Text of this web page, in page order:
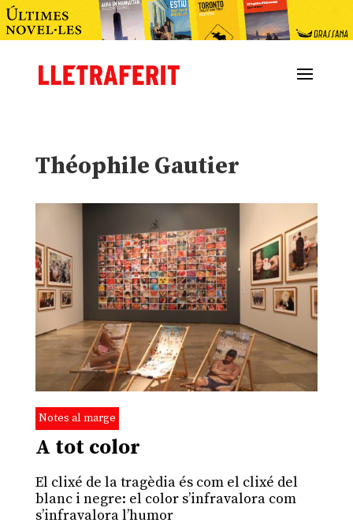
Théophile Gautier
Notes al marge
A tot color
El clixé de la tragèdia és com el clixé del
blanc i negre: el color s’infravalora com
s’infravalora l’humor